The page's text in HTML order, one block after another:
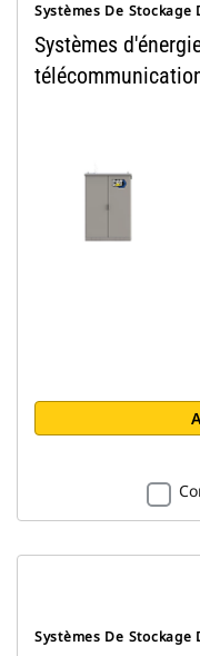
Systèmes De
Systèmes
Systèmes De